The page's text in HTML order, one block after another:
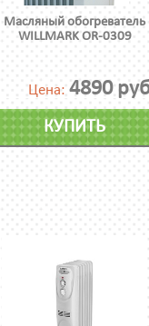
Масляный обогреватель
WILLMARK OR-0309
Цена: 4890
КУПИТЬ